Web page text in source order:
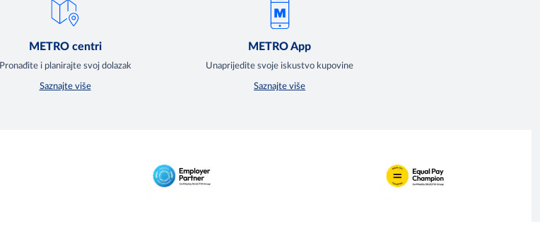
METRO centri
Pronađite i planirajte svoj dolazak
Saznajte više
METRO App
Unaprijedite svoje iskustvo kupovine
Saznajte više